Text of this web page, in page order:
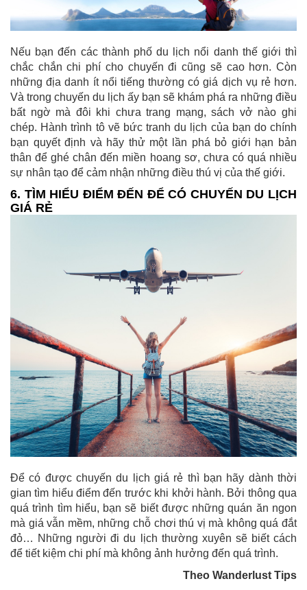
Nếu bạn đến các thành phố du lịch nổi danh thế giới thì
chắc chắn chi phí cho chuyến đi cũng sẽ cao hơn. Còn
những địa danh ít nổi tiếng thường có giá dịch vụ rẻ hơn.
Và trong chuyến du lịch ấy bạn sẽ khám phá ra những điều
bất ngờ mà đôi khi chưa trang mạng, sách vở nào ghi
chép. Hành trình tô vẽ bức tranh du lịch của bạn do chính
bạn quyết định và hãy thử một lần phá bỏ giới hạn bản
thân để ghé chân đến miền hoang sơ, chưa có quá nhiều
sự nhân tạo để cảm nhận những điều thú vị của thế giới.
6. TÌM HIỂU ĐIỂM ĐẾN ĐỂ CÓ CHUYẾN DU LỊCH
GIÁ RẺ
Để có được chuyến du lịch giá rẻ thì bạn hãy dành thời
gian tìm hiểu điểm đến trước khi khởi hành. Bởi thông qua
quá trình tìm hiểu, bạn sẽ biết được những quán ăn ngon
mà giá vẫn mềm, những chỗ chơi thú vị mà không quá đắt
đỏ… Những người đi du lịch thường xuyên sẽ biết cách
để tiết kiệm chi phí mà không ảnh hưởng đến quá trình.
Theo Wanderlust Tips